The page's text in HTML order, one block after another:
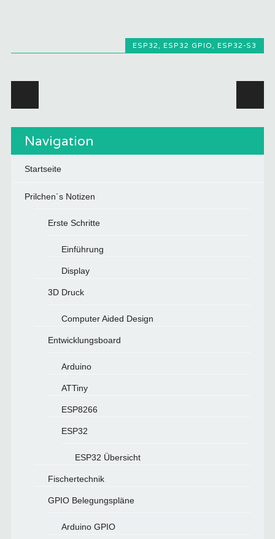
ESP32, ESP32 GPIO, ESP32-S3
Navigation
Startseite
Prilchen´s Notizen
Erste Schritte
Einführung
Display
3D Druck
Computer Aided Design
Entwicklungsboard
Arduino
ATTiny
ESP8266
ESP32
ESP32 Übersicht
Fischertechnik
GPIO Belegungspläne
Arduino GPIO